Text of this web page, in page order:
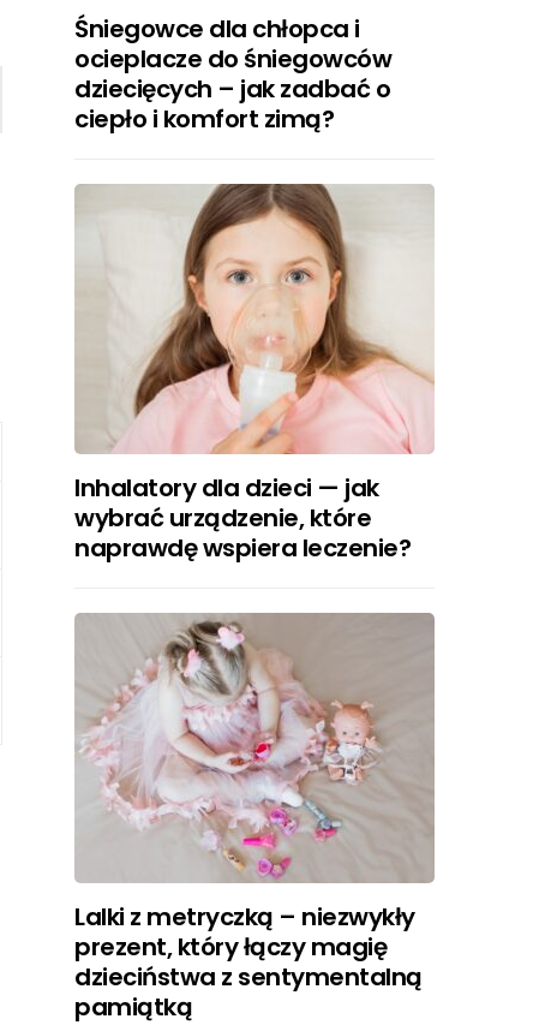
Śniegowce dla chłopca i
ocieplacze do śniegowców
dziecięcych – jak zadbać o
ciepło i komfort zimą?
Inhalatory dla dzieci — jak
wybrać urządzenie, które
naprawdę wspiera leczenie?
Lalki z metryczką – niezwykły
prezent, który łączy magię
dzieciństwa z sentymentalną
pamiątką